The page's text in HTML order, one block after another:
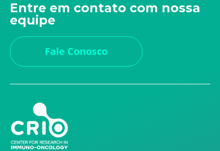
Entre em contato com nossa
equipe
Fale Conosco